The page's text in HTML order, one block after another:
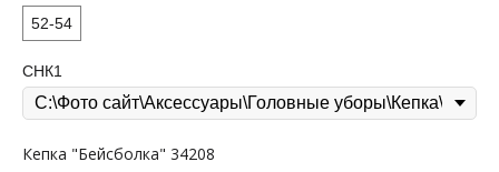
52-54
СНК1
Кепка "Бейсболка" 34208